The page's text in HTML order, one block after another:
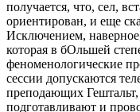
получается, что, сел,
ориентирован, и еще
Исключением,
которая в бОльшей
феноменологические
сессии допускаются
преподающих
подготавливают и